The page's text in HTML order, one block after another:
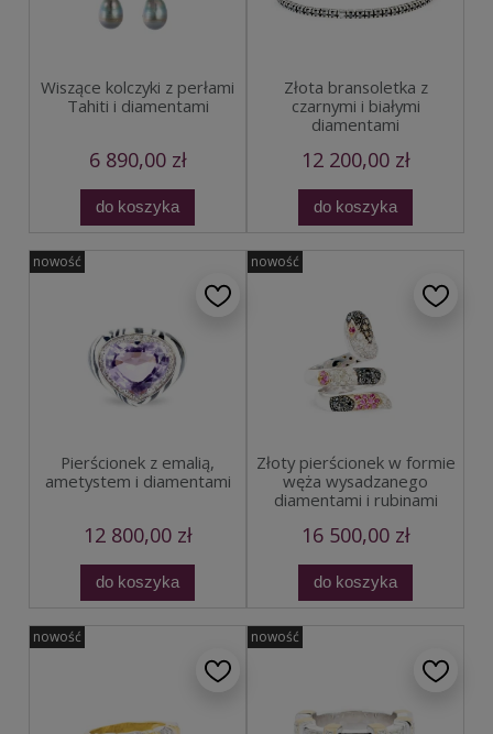
Wiszące kolczyki z perłami
Tahiti i diamentami
6 890,00 zł
do koszyka
Złota bransoletka z
czarnymi i białymi
diamentami
12 200,00 zł
do koszyka
Pierścionek z emalią,
ametystem i diamentami
12 800,00 zł
do koszyka
nowość
Złoty pierścionek w formie
węża wysadzanego
diamentami i rubinami
16 500,00 zł
do koszyka
nowość
nowość nowość